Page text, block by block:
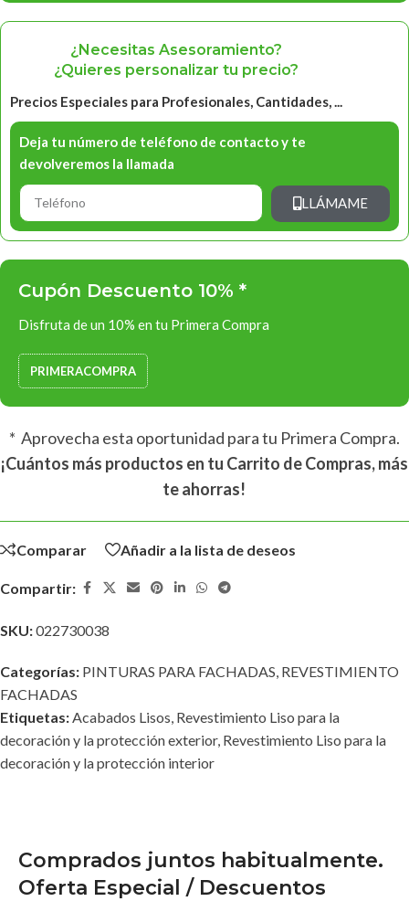
¿Necesitas Asesoramiento?
¿Quieres personalizar tu precio?
Precios Especiales para Profesionales, Cantidades, ...
Deja tu número de teléfono de contacto y te
devolveremos la llamada
LLÁMAME
Cupón Descuento 10% *
Disfruta de un 10% en tu Primera Compra
PRIMERACOMPRA
* Aprovecha esta oportunidad para tu Primera Compra.
¡Cuántos más productos en tu Carrito de Compras, más
te ahorras!
Comparar Añadir a la lista de deseos
Compartir:
SKU:022730038
Categorías: PINTURAS PARA FACHADAS, REVESTIMIENTO
FACHADAS
Etiquetas:Acabados Lisos, Revestimiento Liso para la
decoración y la protección exterior, Revestimiento Liso para la
decoración y la protección interior
Comprados juntos habitualmente.
Oferta Especial / Descuentos